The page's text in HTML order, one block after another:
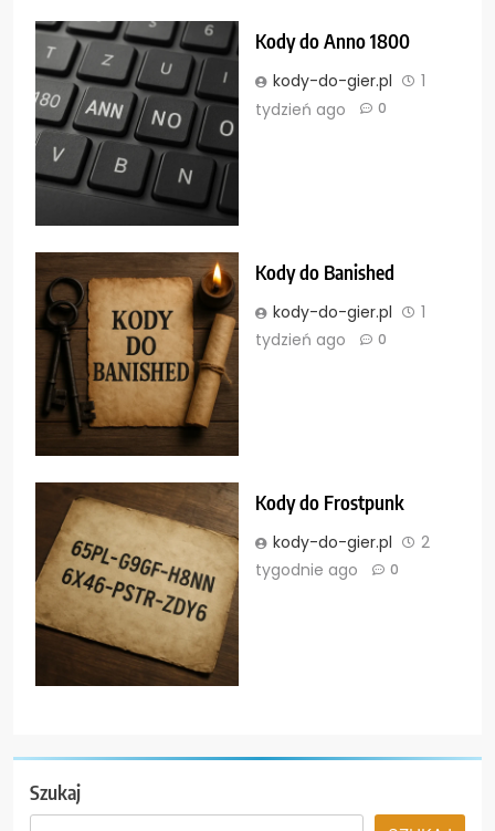
Kody do Anno 1800
kody-do-gier.pl
1
tydzień ago
0
Kody do Banished
kody-do-gier.pl
1
tydzień ago
0
Kody do Frostpunk
kody-do-gier.pl
2
tygodnie ago
0
Szukaj